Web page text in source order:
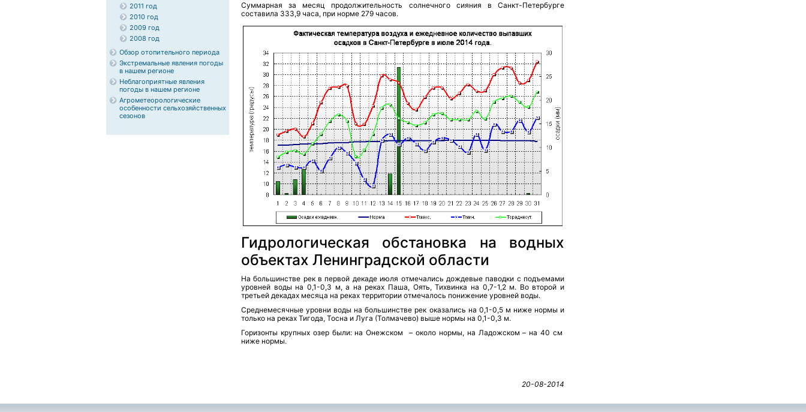
2011 год
2010 год
2009 год
2008 год
Обзор отопительного периода
Экстремальные явления погоды
в нашем регионе
Неблагоприятные явления
погоды в нашем регионе
Агрометеорологические
особенности сельхозяйственных
сезонов
Суммарная за месяц продолжительность солнечного сияния в Санкт-Петербурге
составила 333,9 часа, при норме 279 часов.
Гидрологическая обстановка на водных
объектах Ленинградской области
На большинстве рек в первой декаде июля отмечались дождевые паводки с подъемами
уровней воды на 0,1-0,3 м, а на реках Паша, Оять, Тихвинка на 0,7-1,2 м. Во второй и
третьей декадах месяца на реках территории отмечалось понижение уровней воды.
Среднемесячные уровни воды на большинстве рек оказались на 0,1-0,5 м ниже нормы и
только на реках Тигода, Тосна и Луга (Толмачево) выше нормы на 0,1-0,3 м.
Горизонты крупных озер были: на Онежском – около нормы, на Ладожском – на 40 см
ниже нормы.
20-08-2014